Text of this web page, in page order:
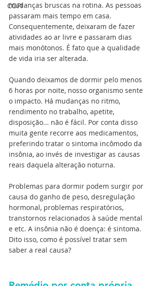
COPI
mudanças bruscas na rotina. As pessoas
passaram mais tempo em casa.
Consequentemente, deixaram de fazer
atividades ao ar livre e passaram dias
mais monótonos. É fato que a qualidade
de vida iria ser alterada.
Quando deixamos de dormir pelo menos
6 horas por noite, nosso organismo sente
o impacto. Há mudanças no ritmo,
rendimento no trabalho, apetite,
disposição... não é fácil. Por conta disso
muita gente recorre aos medicamentos,
preferindo tratar o sintoma incômodo da
insônia, ao invés de investigar as causas
reais daquela alteração noturna.
Problemas para dormir podem surgir por
causa do ganho de peso, desregulação
hormonal, problemas respiratórios,
transtornos relacionados à saúde mental
e etc. A insônia não é doença: é sintoma.
Dito isso, como é possível tratar sem
saber a real causa?